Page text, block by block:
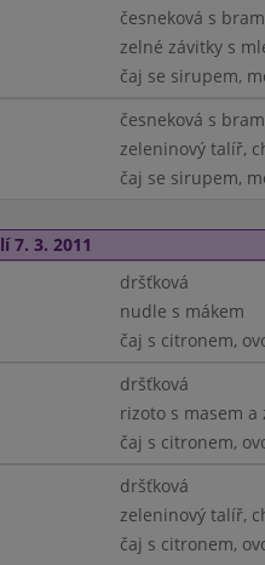
česneková s
zelné závitky s
čaj se sirupem,
česneková s
zeleninový talíř,
čaj se sirupem,
7. 3. 2011
dršťková
nudle s mákem
čaj s citronem,
dršťková
rizoto s masem
čaj s citronem,
dršťková
zeleninový talíř,
čaj s citronem,